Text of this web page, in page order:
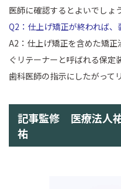
医師に確認するとよいでしょう
Q2：仕上げ矯正が終われば
A2：仕上げ矯正を含めた矯
ぐリテーナーと呼ばれる保定
歯科医師の指示にしたがって
記事監修 医療法人
祐